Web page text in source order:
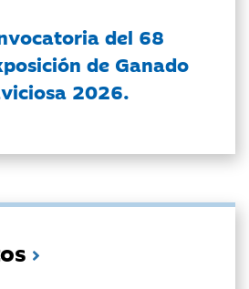
del 68
de Ganado
2026.